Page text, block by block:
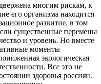
многим рискам, к
его организма находится
развитие, в том
существенные перемены
и уровень. Но вместе
моменты –
экологическая
Все это не
здоровья россиян.